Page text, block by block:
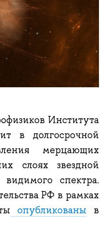
Института
в долгосрочной
мерцающих
слоях звездной
спектра.
РФ в рамках
опубликованы в